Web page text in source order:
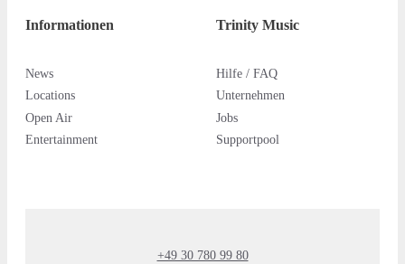
Informationen
News
Locations
Open Air
Entertainment
Trinity Music
Hilfe / FAQ
Unternehmen
Jobs
Supportpool
+49 30 780 99 80